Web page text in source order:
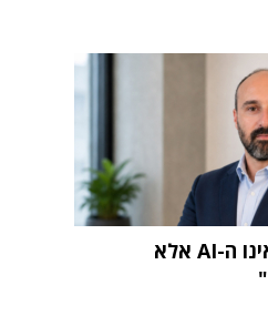
"האתגר הגדול אינו ה-AI אלא